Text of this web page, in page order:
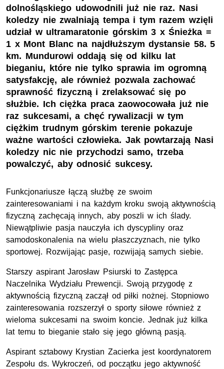
dolnośląskiego udowodnili już nie raz. Nasi
koledzy nie zwalniają tempa i tym razem wzięli
udział w ultramaratonie górskim 3 x Śnieżka =
1 x Mont Blanc na najdłuższym dystansie 58. 5
km. Mundurowi oddają się od kilku lat
bieganiu, które nie tylko sprawia im ogromną
satysfakcję, ale również pozwala zachować
sprawność fizyczną i zrelaksować się po
służbie. Ich ciężka praca zaowocowała już nie
raz sukcesami, a chęć rywalizacji w tym
ciężkim trudnym górskim terenie pokazuje
ważne wartości człowieka. Jak powtarzają Nasi
koledzy nic nie przychodzi samo, trzeba
powalczyć, aby odnosić sukcesy.
Funkcjonariusze łączą służbę ze swoim
zainteresowaniami i na każdym kroku swoją aktywnością
fizyczną zachęcają innych, aby poszli w ich ślady.
Niewątpliwie pasja nauczyła ich dyscypliny oraz
samodoskonalenia na wielu płaszczyznach, nie tylko
sportowej. Rozwijając pasje, rozwijają samych siebie.
Starszy aspirant Jarosław Psiurski to Zastępca
Naczelnika Wydziału Prewencji. Swoją przygodę z
aktywnością fizyczną zaczął od piłki nożnej. Stopniowo
zainteresowania rozszerzył o sporty siłowe również z
wieloma sukcesami na swoim koncie. Jednak już kilka
lat temu to bieganie stało się jego główną pasją.
Aspirant sztabowy Krystian Zacierka jest koordynatorem
Zespołu ds. Wykroczeń, od początku jego aktywność